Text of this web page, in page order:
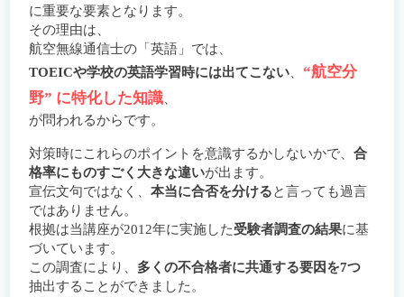
に重要な要素となります。
その理由は、
航空無線通信士の「英語」では、
TOEICや学校の英語学習時には出てこない
“航空分
野” に特化した知識
が問われるからです。
対策時にこれらのポイントを意識するかしないかで、合
格率にものすごく大きな違いが出ます。
宣伝文句ではなく、本当に合否を分けると言っても過言
ではありません。
根拠は当講座が2012年に実施した受験者調査の結果に基
づいています。
この調査により、 多くの不合格者に共通する要因を7つ
抽出することができました。